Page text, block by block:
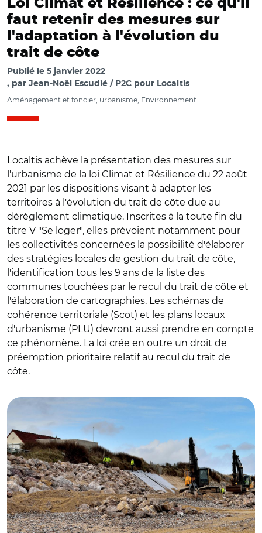
Loi Climat et Résilience : ce qu'il
faut retenir des mesures sur
l'adaptation à l'évolution du
trait de côte
Publié le 5 janvier 2022
par Jean-Noël Escudié / P2C pour Localtis
Aménagement et foncier, urbanisme, Environnement
Localtis achève la présentation des mesures sur
l'urbanisme de la loi Climat et Résilience du 22 août
2021 par les dispositions visant à adapter les
territoires à l'évolution du trait de côte due au
dérèglement climatique. Inscrites à la toute fin du
titre V "Se loger", elles prévoient notamment pour
les collectivités concernées la possibilité d'élaborer
des stratégies locales de gestion du trait de côte,
l'identification tous les 9 ans de la liste des
communes touchées par le recul du trait de côte et
l'élaboration de cartographies. Les schémas de
cohérence territoriale (Scot) et les plans locaux
d'urbanisme (PLU) devront aussi prendre en compte
ce phénomène. La loi crée en outre un droit de
préemption prioritaire relatif au recul du trait de
côte.